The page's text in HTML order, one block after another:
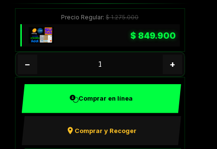
Precio Regular:$1.275.000
$849.900
− +
Comprar en línea
Comprar y Recoger